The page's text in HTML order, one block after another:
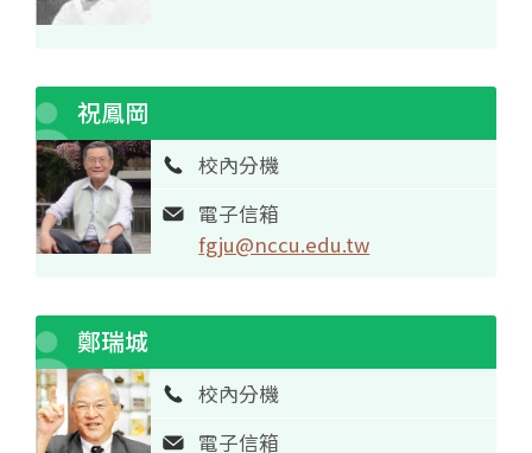
祝鳳岡
校內分機
電子信箱
fgju@nccu.edu.tw
鄭瑞城
校內分機
電子信箱